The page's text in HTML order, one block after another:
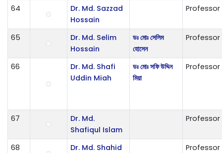
64
Dr. Md. Sazzad
Hossain
Professor
65
Dr. Md. Selim
Hossain
ডঃ মোঃ সেলিম
হোসেন
Professor
66
Dr. Md. Shafi
Uddin Miah
ডঃ মোঃ সফি উদ্দিন
মিয়া
Professor
67
Dr. Md.
Shafiqul Islam
Professor
68
Dr. Md. Shahid
Professor